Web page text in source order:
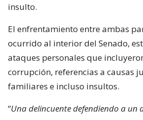
insulto.
El enfrentamiento entre ambas
ocurrido al interior del Senado,
ataques personales que
corrupción, referencias a causas
familiares e incluso insultos.
“Una delincuente defendiendo a un